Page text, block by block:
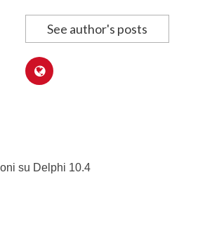
See author's posts
su Delphi 10.4